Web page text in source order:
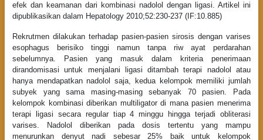
efek dan keamanan dari kombinasi nadolol dengan ligasi. Artikel ini
dipublikasikan dalam Hepatology 2010;52:230-237 (IF:10.885)
Rekrutmen dilakukan terhadap pasien-pasien sirosis dengan varises
esophagus berisiko tinggi namun tanpa riw ayat perdarahan
sebelumnya. Pasien yang masuk dalam kriteria penerimaan
dirandomisasi untuk menjalani ligasi ditambah terapi nadolol atau
hanya mendapatkan nadolol saja, kedua kelompok memiliki jumlah
subyek yang sama masing-masing sebanyak 70 pasien. Pada
kelompok kombinasi diberikan multiligator di mana pasien menerima
terapi ligasi secara regular tiap 4 minggu hingga terjadi obliterasi
varises. Nadolol diberikan pada dosis tertentu yang mampu
menurunkan denyut nadi sebesar 25% baik untuk kelompok